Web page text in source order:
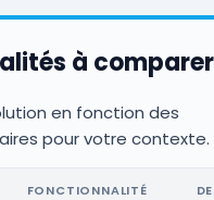
à comparer
en fonction des
pour votre contexte.
FONCTIONNALITÉ